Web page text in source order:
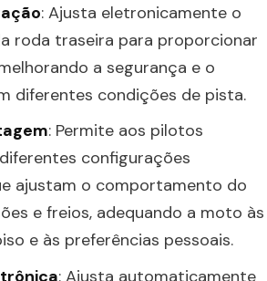
: Ajusta eletronicamente o
roda traseira para proporcionar
a segurança e o
diferentes condições de pista.
: Permite aos pilotos
configurações
ajustam o comportamento do
e freios, adequando a moto às
e às preferências pessoais.